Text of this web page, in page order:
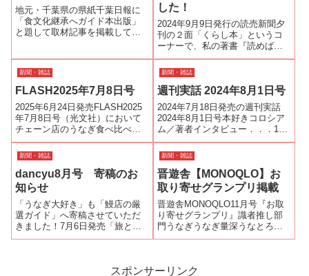
地元・千葉県の県紙千葉日報に
「食文化継承へガイド本出版」
と題して取材記事を掲載してい
した！
2024年9月9日発行の読売新聞夕
刊の２面「くらし本」というコ
ーナーで、私の著書『読めばも
っとおいしくなる うなぎ大全』
が紹介されました！先日、取材
を受けて色々なお話しを聞いて
いただいたのですが、とてもわ
かりやすくまとめて下さってい
ます。お...
新聞・雑誌
FLASH2025年7月8日号
2025年6月24日発売FLASH2025
年7月8日号（光文社）において
チェーン店のうなぎ食べ比べ企
画に協力させていただきまし
た。私は、日本の大切なうなぎ
の食文化を次世代へ繋げるため
に活動しています。今回のよう
な企画に協力させていただく理
由...
新聞・雑誌
週刊実話 2024年8月1日号
2024年7月18日発売の週刊実話
2024年8月1日号本好きコロシア
ム／著者インタビュー．．．136
話題の書 著者インタビューに
読めばもっとおいしくなるうな
ぎ大全の著者としてインタビュ
ー記事が掲載されております。
ご覧ください！Amazon...
新聞・雑誌
dancyu8月号 寄稿のお
知らせ
「うなぎ大好き」も「鰻店の厳
選ガイド」へ寄稿させていただ
きました！7月6日発売「旅とご
はん」特集号のブックインブッ
う鰻問答の最難題を深堀りして
新聞・雑誌
晋遊舎【MONOQLO】お
取り寄せグランプリ掲載
晋遊舎MONOQLO11月号『お取
り寄せグランプリ』識者推し部
門うなぎうなぎ量深うなとろ２
人前（うなぎの蒲焼き２人前・
スポンサーリンク